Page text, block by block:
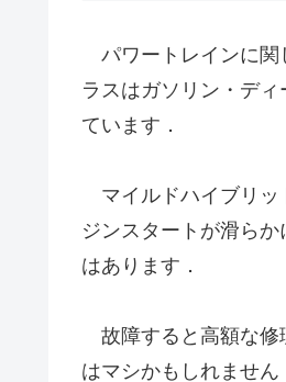
パワートレインに関
ラスはガソリン・デ
ています．
マイルドハイブリッ
ジンスタートが滑ら
はあります．
故障すると高額な修
はマシかもしれません